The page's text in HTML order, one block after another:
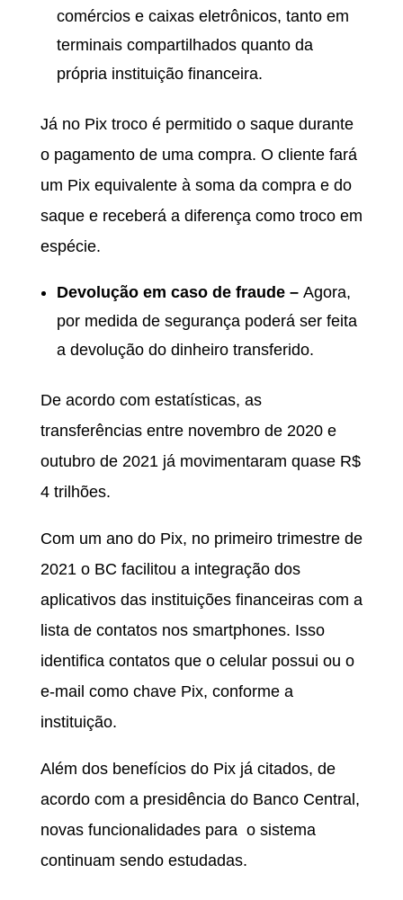
comércios e caixas eletrônicos, tanto em
terminais compartilhados quanto da
própria instituição financeira.
Já no Pix troco é permitido o saque durante
o pagamento de uma compra. O cliente fará
um Pix equivalente à soma da compra e do
saque e receberá a diferença como troco em
espécie.
Devolução em caso de fraude – Agora,
por medida de segurança poderá ser feita
a devolução do dinheiro transferido.
De acordo com estatísticas, as
transferências entre novembro de 2020 e
outubro de 2021 já movimentaram quase R$
4 trilhões.
Com um ano do Pix, no primeiro trimestre de
2021 o BC facilitou a integração dos
aplicativos das instituições financeiras com a
lista de contatos nos smartphones. Isso
identifica contatos que o celular possui ou o
e-mail como chave Pix, conforme a
instituição.
Além dos benefícios do Pix já citados, de
acordo com a presidência do Banco Central,
novas funcionalidades para o sistema
continuam sendo estudadas.